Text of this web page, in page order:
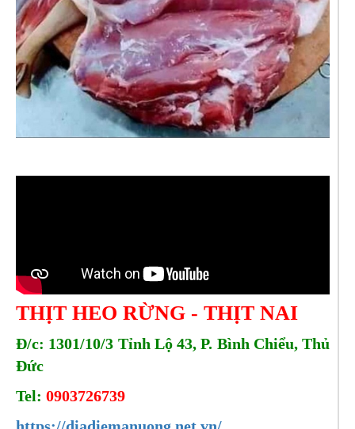
THỊT HEO RỪNG - THỊT NAI
Đ/c: 1301/10/3 Tỉnh Lộ 43, P. Bình Chiểu, Thủ
Đức
Tel: 0903726739